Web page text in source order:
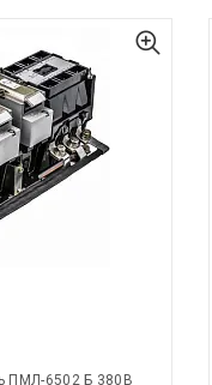
ПМЛ-6502 Б 380В